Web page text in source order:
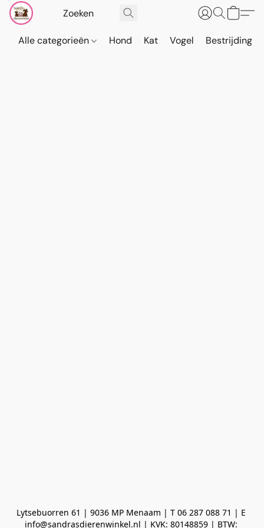
Alle categorieën Hond Kat Vogel Bestrijding
Lytsebuorren 61 | 9036 MP Menaam | T 06 287 088 71 | E
info@sandrasdierenwinkel.nl | KVK: 80148859 | BTW: